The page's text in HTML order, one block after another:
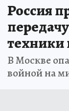
Россия
В Москве
войной на